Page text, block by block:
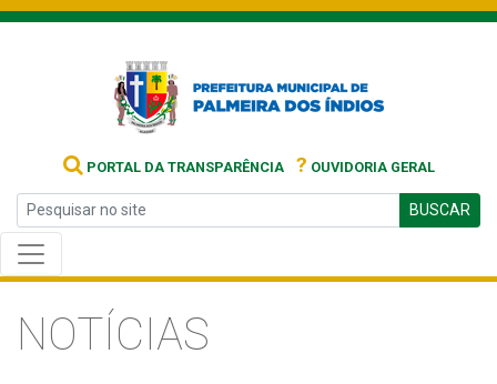
PORTAL DA TRANSPARÊNCIA ? OUVIDORIA GERAL
BUSCAR
NOTÍCIAS